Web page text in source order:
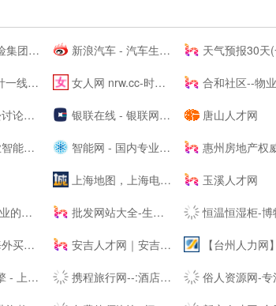
、贷款、理财服务 新浪汽车 - 汽车生活源动力！ 天气预报30天(一个月)天气查询，天气预报未来15、20、30天
限可能！ 女人网 nrw.cc-时尚女性-- 合和社区--物业管理服务综合信
思考。 银联在线 - 银联网上手机充值缴费,网上信用卡还款 安全,快捷,高效! 唐山人才网
BI软件工具 智能网 - 国内专业的人工智能科技门户 惠州房地产权威媒体-惠民之
上海地图，上海电子地图，上海街景地图，实景地图 - 城市吧街景地图2021 玉溪人才网
宝贝网 批发网站大全-生意人都在用的批发123456789 恒温恒湿柜-博物馆展柜-展柜恒湿机-除湿加湿一体机-投影
网 | Waigf.com 安吉人才网｜安吉人才市场｜安吉--｜安吉人力资源网 【台州人力网】台州人才网，台州--，台州最新人
狗开始 携程旅行网--:酒店预订,机票预订查询,旅游度假,商旅管理 俗人资源网-专注网站源码、网站模板、插件，技术教程、实用工具、绿色软件、